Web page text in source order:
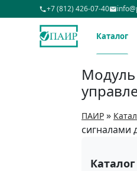
+7 (812) 426-07-40
Каталог
Модуль
ПАИР »
сигналами